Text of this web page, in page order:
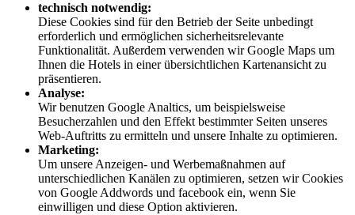
technisch notwendig:
Diese Cookies sind für den Betrieb der Seite unbedingt
erforderlich und ermöglichen sicherheitsrelevante
Funktionalität. Außerdem verwenden wir Google Maps um
Ihnen die Hotels in einer übersichtlichen Kartenansicht zu
präsentieren.
Analyse:
Wir benutzen Google Analtics, um beispielsweise
Besucherzahlen und den Effekt bestimmter Seiten unseres
Web-Auftritts zu ermitteln und unsere Inhalte zu optimieren.
Marketing:
Um unsere Anzeigen- und Werbemaßnahmen auf
unterschiedlichen Kanälen zu optimieren, setzen wir Cookies
von Google Addwords und facebook ein, wenn Sie
einwilligen und diese Option aktivieren.